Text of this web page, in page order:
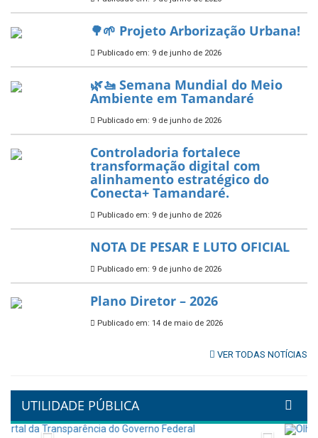
segundo ano consecutivo e
reafirma excelência no apoio ao
empreendedorismo.
Publicado em: 10 de junho de 2026
Prefeitura de Tamandaré busca
novos investimentos para
fortalecer a saúde pública do
município.
Publicado em: 10 de junho de 2026
Prefeitura de Tamandaré abre
inscrições para o Festival
Multicultural PNAB 2026
🌳🌱 Projeto Arborização Urbana!
🌿🚤 Semana Mundial do Meio
Publicado em: 9 de junho de 2026
Controladoria fortalece
transformação digital com
alinhamento estratégico do
Conecta+ Tamandaré.